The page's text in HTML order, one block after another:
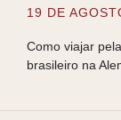
19 DE
Como viajar
brasileiro na